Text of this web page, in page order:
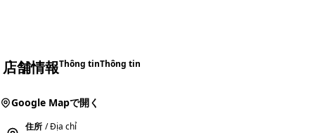
店舗情報Thông tinThông tin
Google Mapで開く
住所 / Địa chỉ